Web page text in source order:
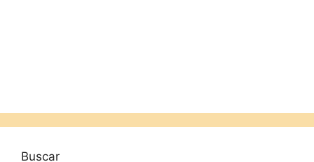
Buscar